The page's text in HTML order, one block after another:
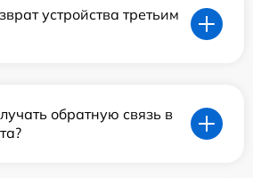
устройства третьим
обратную связь в